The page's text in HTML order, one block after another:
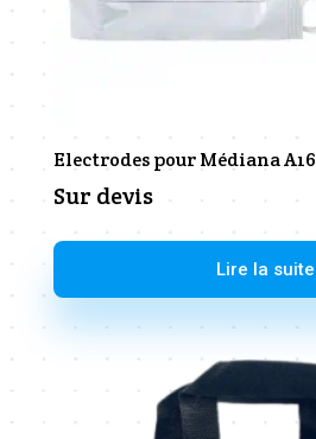
Electrodes pour Médiana A16
Sur devis
Lire la suite